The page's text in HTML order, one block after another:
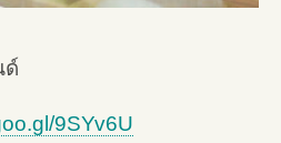
ด์
9SYv6U